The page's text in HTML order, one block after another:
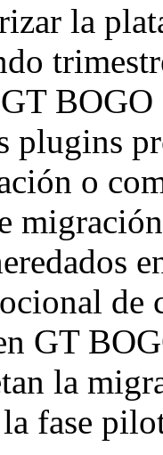
la
plugins
o
de
GT
la
fase